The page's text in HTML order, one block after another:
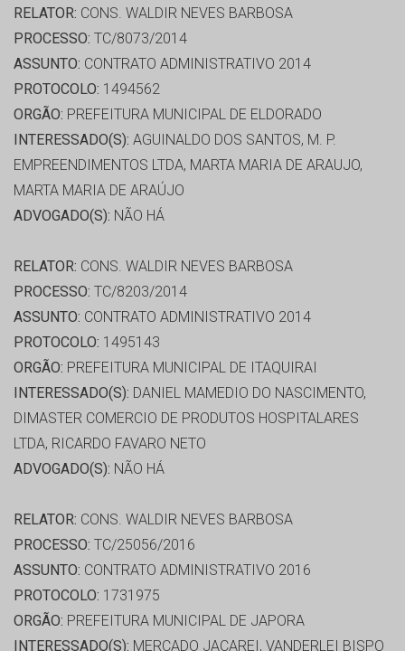
RELATOR: CONS. WALDIR NEVES BARBOSA
PROCESSO: TC/8073/2014
ASSUNTO: CONTRATO ADMINISTRATIVO 2014
PROTOCOLO: 1494562
ORGÃO: PREFEITURA MUNICIPAL DE ELDORADO
INTERESSADO(S): AGUINALDO DOS SANTOS, M. P.
EMPREENDIMENTOS LTDA, MARTA MARIA DE ARAUJO,
MARTA MARIA DE ARAÚJO
ADVOGADO(S): NÃO HÁ
RELATOR: CONS. WALDIR NEVES BARBOSA
PROCESSO: TC/8203/2014
ASSUNTO: CONTRATO ADMINISTRATIVO 2014
PROTOCOLO: 1495143
ORGÃO: PREFEITURA MUNICIPAL DE ITAQUIRAI
INTERESSADO(S): DANIEL MAMEDIO DO NASCIMENTO,
DIMASTER COMERCIO DE PRODUTOS HOSPITALARES
LTDA, RICARDO FAVARO NETO
ADVOGADO(S): NÃO HÁ
RELATOR: CONS. WALDIR NEVES BARBOSA
PROCESSO: TC/25056/2016
ASSUNTO: CONTRATO ADMINISTRATIVO 2016
PROTOCOLO: 1731975
ORGÃO: PREFEITURA MUNICIPAL DE JAPORA
INTERESSADO(S): MERCADO JACAREI, VANDERLEI BISPO